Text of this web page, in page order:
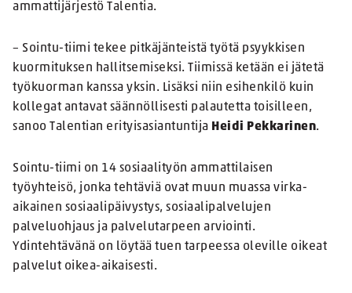
ammattijärjestö Talentia.
– Sointu-tiimi tekee pitkäjänteistä työtä psyykkisen
kuormituksen hallitsemiseksi. Tiimissä ketään ei jätetä
työkuorman kanssa yksin. Lisäksi niin esihenkilö kuin
kollegat antavat säännöllisesti palautetta toisilleen,
sanoo Talentian erityisasiantuntija Heidi Pekkarinen.
Sointu-tiimi on 14 sosiaalityön ammattilaisen
työyhteisö, jonka tehtäviä ovat muun muassa virka-
aikainen sosiaalipäivystys, sosiaalipalvelujen
palveluohjaus ja palvelutarpeen arviointi.
Ydintehtävänä on löytää tuen tarpeessa oleville oikeat
palvelut oikea-aikaisesti.